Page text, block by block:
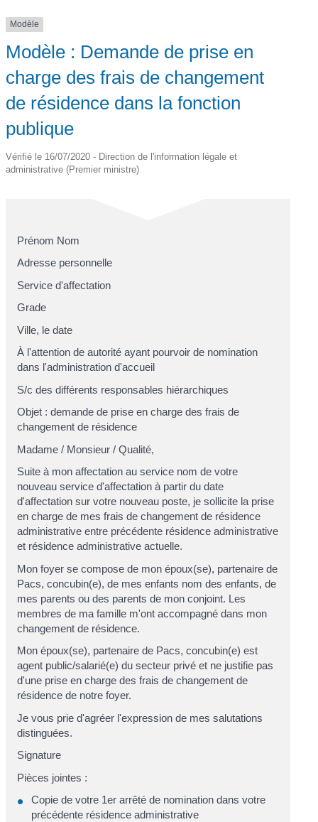
Modèle
Modèle : Demande de prise en
charge des frais de changement
de résidence dans la fonction
publique
Vérifié le 16/07/2020 - Direction de l'information légale et
administrative (Premier ministre)
Prénom Nom
Adresse personnelle
Service d'affectation
Grade
Ville, ledate
À l'attention deautorité ayant pourvoir de nomination
dans l'administration d'accueil
S/cdes différents responsables hiérarchiques
Objet : demande de prise en charge des frais de
changement de résidence
Madame / Monsieur /Qualité,
Suite à mon affectation au service nom de votre
nouveau service d'affectation à partir dudate
d'affectation sur votre nouveau poste, je sollicite la prise
en charge de mes frais de changement de résidence
administrative entre précédente résidence administrative
et résidence administrative actuelle.
Mon foyer se compose de mon époux(se), partenaire de
Pacs, concubin(e), de mes enfants nom des enfants, de
mes parents ou des parents de mon conjoint. Les
membres de ma famille m'ont accompagné dans mon
changement de résidence.
Mon époux(se), partenaire de Pacs, concubin(e) est
agent public/salarié(e) du secteur privé et ne justifie pas
d'une prise en charge des frais de changement de
résidence de notre foyer.
Je vous prie d'agréer l'expression de mes salutations
distinguées.
Signature
Pièces jointes :
Copie de votre 1er arrêté de nomination dans votre
précédente résidence administrative